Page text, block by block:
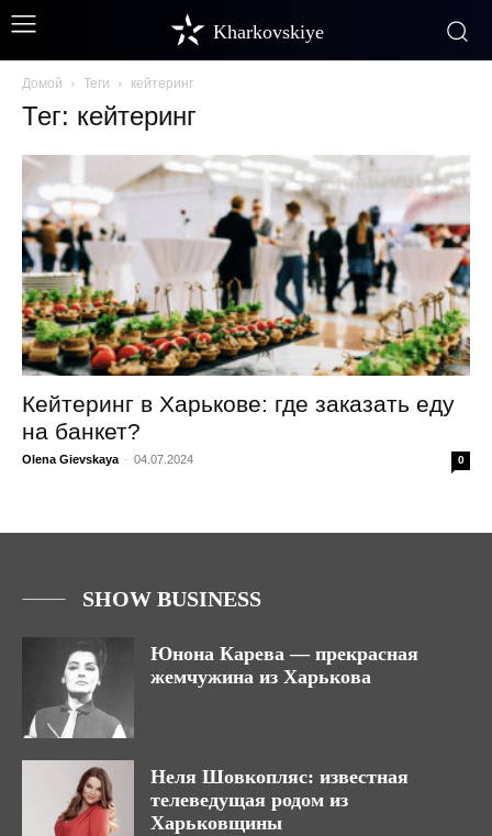
Kharkovskiye
Домой Теги кейтеринг
Тег: кейтеринг
Кейтеринг в Харькове: где заказать еду
на банкет?
Olena Gievskaya - 04.07.2024 0
SHOW BUSINESS
Юнона Карева — прекрасная
жемчужина из Харькова
Неля Шовкопляс: известная
телеведущая родом из
Харьковщины